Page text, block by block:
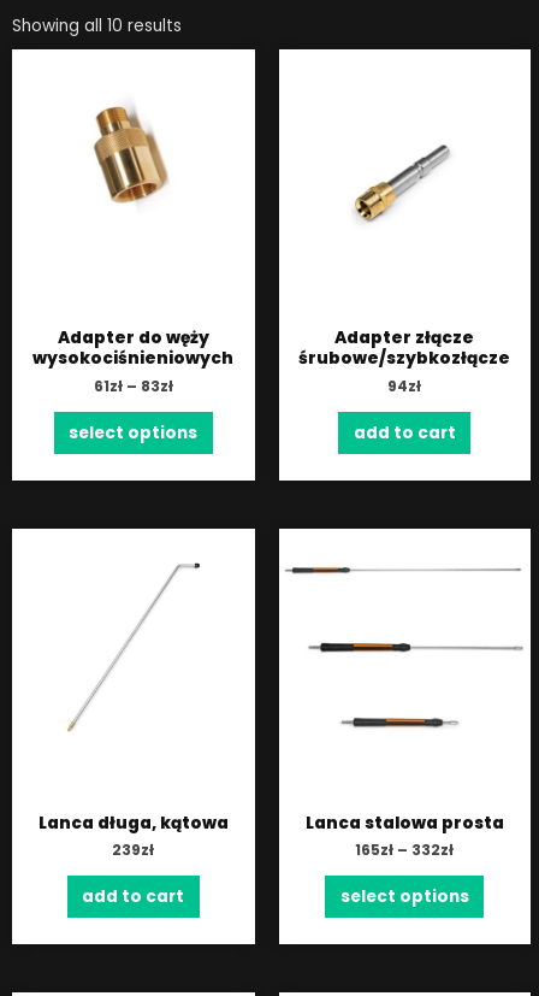
Showing all 10 results
Adapter do węży
wysokociśnieniowych
61zł– 83zł
select options
Adapter złącze
śrubowe/szybkozłącze
94zł
add to cart
Lanca długa, kątowa
239zł
add to cart
Lanca stalowa prosta
165zł – 332zł
select options